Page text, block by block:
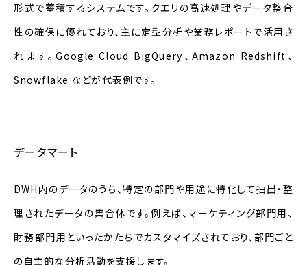
形式で蓄積するシステムです。クエリの高速処理やデータ整合
性の確保に優れており、主に定型分析や業務レポートで活用さ
れます。GoogleCloud BigQuery、Amazon Redshift、
Snowflake などが代表例です。
データマート
DWH内のデータのうち、特定の部門や用途に特化して抽出・整
理されたデータの集合体です。例えば、マーケティング部門用、
財務部門用といったかたちでカスタマイズされており、部門ごと
の自主的な分析活動を支援します。